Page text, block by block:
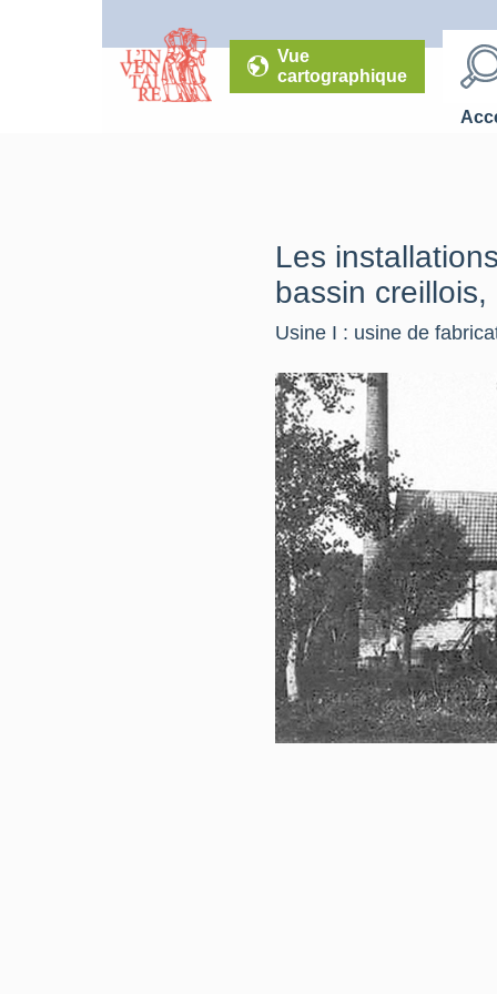
Vue
cartographique
Les
bassin creillois,
Usine I : usine de